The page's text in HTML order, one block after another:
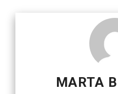
MARTA